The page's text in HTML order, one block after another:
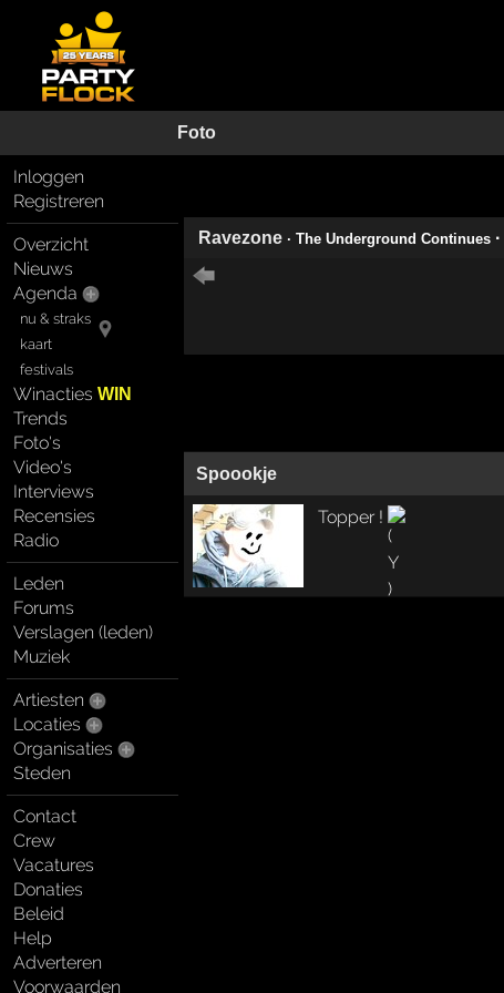
Foto
Inloggen
Registreren
Overzicht
Nieuws
Agenda
nu & straks
kaart
festivals
WinactiesWIN
Trends
Foto's
Video's
Interviews
Recensies
Radio
Leden
Forums
Verslagen (leden)
Muziek
Artiesten
Locaties
Organisaties
Steden
Contact
Crew
Vacatures
Donaties
Beleid
Help
Adverteren
Voorwaarden
Ravezone · The Underground Continues ·
Spoookje
Topper !